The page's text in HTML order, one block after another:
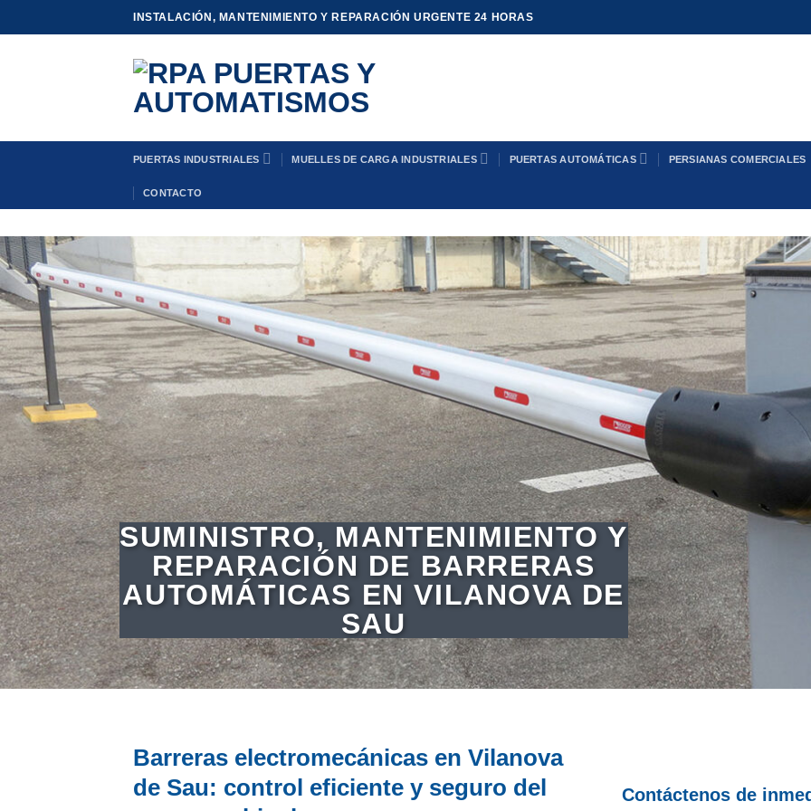
al
INSTALACIÓN, MANTENIMIENTO Y REPARACIÓN URGENTE 24 HORAS
PUERTAS INDUSTRIALES MUELLES DE CARGA INDUSTRIALES PUERTAS AUTOMÁTICAS PERSIANAS COMERCIALES
CONTACTO
SUMINISTRO, MANTENIMIENTO Y
REPARACIÓN DE BARRERAS
AUTOMÁTICAS EN VILANOVA DE
SAU
Barreras electromecánicas en Vilanova
de Sau: control eficiente y seguro del
Contáctenos de